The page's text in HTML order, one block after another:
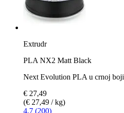
Extrudr
PLA NX2 Matt Black
Next Evolution PLA u crnoj boji
€ 27,49
(€ 27,49 / kg)
4.7 (200)